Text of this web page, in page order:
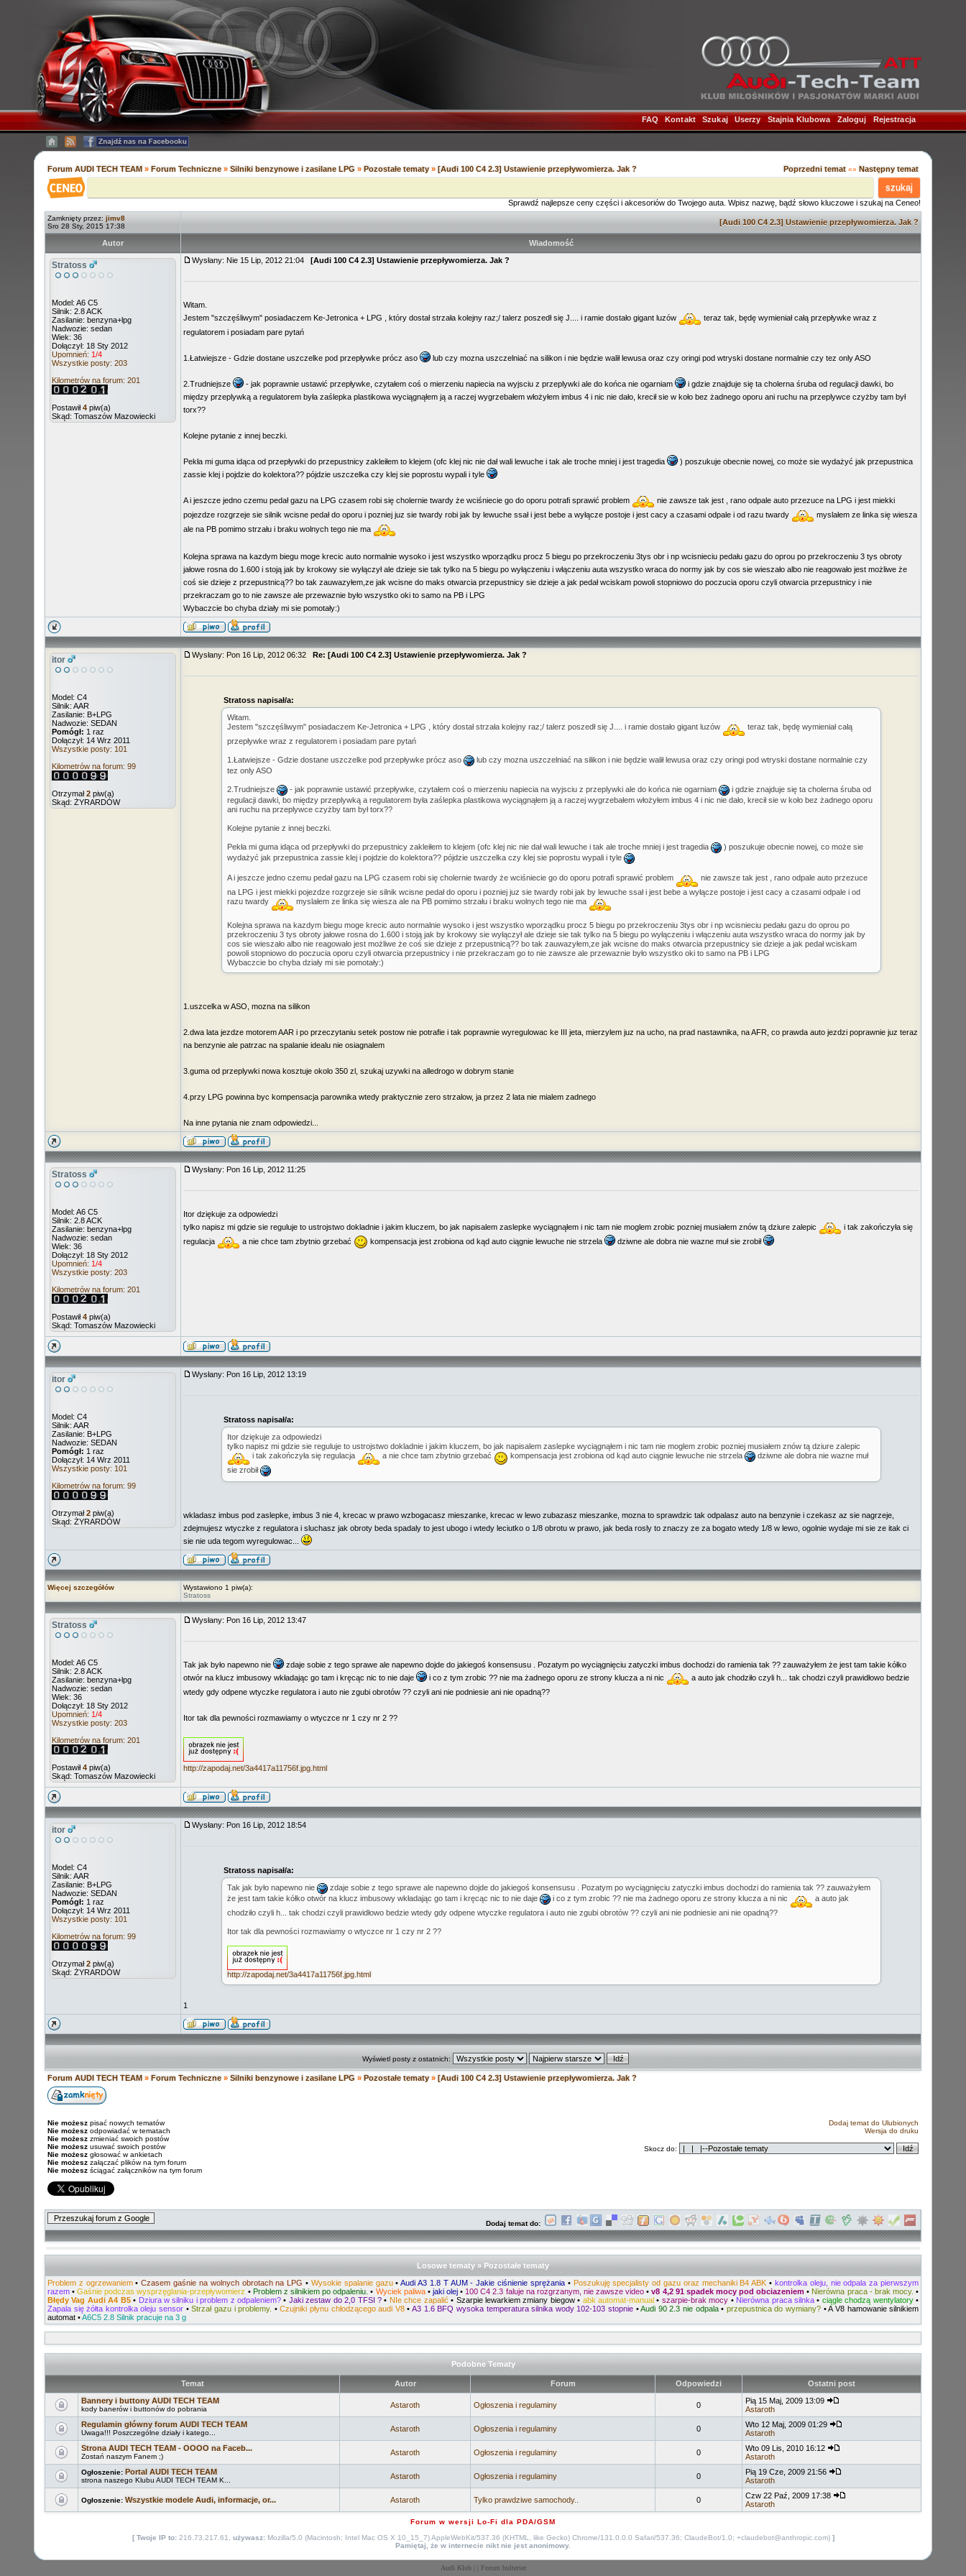
FAQ |Kontakt| Szukaj| Userzy Stajnia Klubowa Zaloguj Rejestracja
Forum AUDI TECH TEAM » Forum Techniczne » Silniki benzynowe i zasilane LPG » Pozostałe tematy » [Audi 100 C4 2.3] Ustawienie przepływomierza. Jak ? Poprzedni temat «» Następny temat
szukaj
Sprawdź najlepsze ceny części i akcesoriów do Twojego auta. Wpisz nazwę, bądź słowo kluczowe i szukaj na Ceneo!
Zamknięty przez: jimv8
Sro 28 Sty, 2015 17:38
[Audi 100 C4 2.3] Ustawienie przepływomierza. Jak ?
Autor Wiadomość
Stratoss
Model: A6 C5
Silnik: 2.8 ACK
Zasilanie: benzyna+lpg
Nadwozie: sedan
Wiek: 36
Dołączył: 18 Sty 2012
Upomnień: 1/4
Wszystkie posty: 203
Kilometrów na forum: 201
Postawił4 piw(a)
Skąd: Tomaszów Mazowiecki
Wysłany: Nie 15 Lip, 2012 21:04 [Audi 100 C4 2.3] Ustawienie przepływomierza. Jak ?
Witam.
Jestem "szczęśliwym" posiadaczem Ke-Jetronica + LPG , który dostał strzała kolejny raz;/ talerz poszedł się J.... i ramie dostało gigant luzów
teraz tak, będę wymieniał całą przepływke wraz z
regulatorem i posiadam pare pytań
1.Łatwiejsze - Gdzie dostane uszczelke pod przepływke prócz aso lub czy mozna uszczelniać na silikon i nie będzie walił lewusa oraz czy oringi pod wtryski dostane normalnie czy tez only ASO
2.Trudniejsze - jak poprawnie ustawić przepływke, czytałem coś o mierzeniu napiecia na wyjsciu z przeplywki ale do końca nie ogarniam
i gdzie znajduje się ta cholerna śruba od regulacji dawki, bo
między przeplywką a regulatorem była zaślepka plastikowa wyciągnąłem ją a raczej wygrzebałem włożyłem imbus 4 i nic nie dało, krecił sie w koło bez żadnego oporu ani ruchu na przeplywce czyżby tam był
torx??
Kolejne pytanie z innej beczki.
Pekła mi guma idąca od przepływki do przepustnicy zakleiłem to klejem (ofc klej nic nie dał wali lewuche i tak ale troche mniej i jest tragedia
) poszukuje obecnie nowej, co może sie wydażyć jak przepustnica
zassie klej i pojdzie do kolektora?? pójdzie uszczelka czy klej sie poprostu wypali i tyle
A i jeszcze jedno czemu pedał gazu na LPG czasem robi się cholernie twardy że wciśniecie go do oporu potrafi sprawić problem
nie zawsze tak jest , rano odpale auto przezuce na LPG i jest miekki
pojezdze rozgrzeje sie silnik wcisne pedał do oporu i pozniej juz sie twardy robi jak by lewuche ssał i jest bebe a wyłącze postoje i jest cacy a czasami odpale i od razu twardy
myslałem ze linka się wiesza
ale na PB pomimo strzału i braku wolnych tego nie ma
Kolejna sprawa na kazdym biegu moge krecic auto normalnie wysoko i jest wszystko wporządku procz 5 biegu po przekroczeniu 3tys obr i np wcisnieciu pedału gazu do oprou po przekroczeniu 3 tys obroty
jałowe rosna do 1.600 i stoją jak by krokowy sie wyłączył ale dzieje sie tak tylko na 5 biegu po wyłączeniu i włączeniu auta wszystko wraca do normy jak by cos sie wieszało albo nie reagowało jest możliwe że
coś sie dzieje z przepustnicą?? bo tak zauwazyłem,ze jak wcisne do maks otwarcia przepustnicy sie dzieje a jak pedał wciskam powoli stopniowo do poczucia oporu czyli otwarcia przepustnicy i nie
przekraczam go to nie zawsze ale przewaznie było wszystko oki to samo na PB i LPG
Wybaczcie bo chyba działy mi sie pomotały:)
itor
Model: C4
Silnik: AAR
Zasilanie: B+LPG
Nadwozie: SEDAN
Pomógł: 1 raz
Dołączył: 14 Wrz 2011
Wszystkie posty: 101
Kilometrów na forum: 99
Otrzymał2 piw(a)
Skąd: ŻYRARDÓW
Wysłany: Pon 16 Lip, 2012 06:32 Re: [Audi 100 C4 2.3] Ustawienie przepływomierza. Jak ?
Stratoss napisał/a:
Witam.
Jestem "szczęśliwym" posiadaczem Ke-Jetronica + LPG , który dostał strzała kolejny raz;/ talerz poszedł się J.... i ramie dostało gigant luzów
teraz tak, będę wymieniał całą
przepływke wraz z regulatorem i posiadam pare pytań
1.Łatwiejsze - Gdzie dostane uszczelke pod przepływke prócz aso
lub czy mozna uszczelniać na silikon i nie będzie walił lewusa oraz czy oringi pod wtryski dostane normalnie czy
tez only ASO
2.Trudniejsze - jak poprawnie ustawić przepływke, czytałem coś o mierzeniu napiecia na wyjsciu z przeplywki ale do końca nie ogarniam
i gdzie znajduje się ta cholerna śruba od
regulacji dawki, bo między przeplywką a regulatorem była zaślepka plastikowa wyciągnąłem ją a raczej wygrzebałem włożyłem imbus 4 i nic nie dało, krecił sie w koło bez żadnego oporu
ani ruchu na przeplywce czyżby tam był torx??
Kolejne pytanie z innej beczki.
Pekła mi guma idąca od przepływki do przepustnicy zakleiłem to klejem (ofc klej nic nie dał wali lewuche i tak ale troche mniej i jest tragedia
) poszukuje obecnie nowej, co może sie
wydażyć jak przepustnica zassie klej i pojdzie do kolektora?? pójdzie uszczelka czy klej sie poprostu wypali i tyle
A i jeszcze jedno czemu pedał gazu na LPG czasem robi się cholernie twardy że wciśniecie go do oporu potrafi sprawić problem
nie zawsze tak jest , rano odpale auto przezuce
na LPG i jest miekki pojezdze rozgrzeje sie silnik wcisne pedał do oporu i pozniej juz sie twardy robi jak by lewuche ssał i jest bebe a wyłącze postoje i jest cacy a czasami odpale i od
razu twardy
myslałem ze linka się wiesza ale na PB pomimo strzału i braku wolnych tego nie ma
Kolejna sprawa na kazdym biegu moge krecic auto normalnie wysoko i jest wszystko wporządku procz 5 biegu po przekroczeniu 3tys obr i np wcisnieciu pedału gazu do oprou po
przekroczeniu 3 tys obroty jałowe rosna do 1.600 i stoją jak by krokowy sie wyłączył ale dzieje sie tak tylko na 5 biegu po wyłączeniu i włączeniu auta wszystko wraca do normy jak by
cos sie wieszało albo nie reagowało jest możliwe że coś sie dzieje z przepustnicą?? bo tak zauwazyłem,ze jak wcisne do maks otwarcia przepustnicy sie dzieje a jak pedał wciskam
powoli stopniowo do poczucia oporu czyli otwarcia przepustnicy i nie przekraczam go to nie zawsze ale przewaznie było wszystko oki to samo na PB i LPG
Wybaczcie bo chyba działy mi sie pomotały:)
1.uszcelka w ASO, mozna na silikon
2.dwa lata jezdze motorem AAR i po przeczytaniu setek postow nie potrafie i tak poprawnie wyregulowac ke III jeta, mierzylem juz na ucho, na prad nastawnika, na AFR, co prawda auto jezdzi poprawnie juz teraz
na benzynie ale patrzac na spalanie idealu nie osiagnalem
3.guma od przeplywki nowa kosztuje okolo 350 zl, szukaj uzywki na alledrogo w dobrym stanie
4.przy LPG powinna byc kompensacja parownika wtedy praktycznie zero strzalow, ja przez 2 lata nie mialem zadnego
Na inne pytania nie znam odpowiedzi...
Stratoss
Model: A6 C5
Silnik: 2.8 ACK
Zasilanie: benzyna+lpg
Nadwozie: sedan
Wiek: 36
Dołączył: 18 Sty 2012
Upomnień: 1/4
Wszystkie posty: 203
Kilometrów na forum: 201
Postawił4 piw(a)
Skąd: Tomaszów Mazowiecki
Wysłany: Pon 16 Lip, 2012 11:25
Itor dziękuje za odpowiedzi
tylko napisz mi gdzie sie reguluje to ustrojstwo dokladnie i jakim kluczem, bo jak napisalem zaslepke wyciągnąłem i nic tam nie moglem zrobic pozniej musiałem znów tą dziure zalepic
i tak zakończyła się
regulacja
a nie chce tam zbytnio grzebać kompensacja jest zrobiona od kąd auto ciągnie lewuche nie strzela dziwne ale dobra nie wazne muł sie zrobił
itor
Model: C4
Silnik: AAR
Zasilanie: B+LPG
Nadwozie: SEDAN
Pomógł: 1 raz
Dołączył: 14 Wrz 2011
Wszystkie posty: 101
Kilometrów na forum: 99
Otrzymał2 piw(a)
Skąd: ŻYRARDÓW
Wysłany: Pon 16 Lip, 2012 13:19
Stratoss napisał/a:
Itor dziękuje za odpowiedzi
tylko napisz mi gdzie sie reguluje to ustrojstwo dokladnie i jakim kluczem, bo jak napisalem zaslepke wyciągnąłem i nic tam nie moglem zrobic pozniej musiałem znów tą dziure zalepic
i tak zakończyła się regulacja
a nie chce tam zbytnio grzebać kompensacja jest zrobiona od kąd auto ciągnie lewuche nie strzela
dziwne ale dobra nie wazne muł
sie zrobił
wkladasz imbus pod zaslepke, imbus 3 nie 4, krecac w prawo wzbogacasz mieszanke, krecac w lewo zubazasz mieszanke, mozna to sprawdzic tak odpalasz auto na benzynie i czekasz az sie nagrzeje,
zdejmujesz wtyczke z regulatora i sluchasz jak obroty beda spadaly to jest ubogo i wtedy leciutko o 1/8 obrotu w prawo, jak beda rosly to znaczy ze za bogato wtedy 1/8 w lewo, ogolnie wydaje mi sie ze itak ci
sie nie uda tegom wyregulowac...
Więcej szczegółów
Wystawiono 1 piw(a):
Stratoss
Stratoss
Model: A6 C5
Silnik: 2.8 ACK
Zasilanie: benzyna+lpg
Nadwozie: sedan
Wiek: 36
Dołączył: 18 Sty 2012
Upomnień: 1/4
Wszystkie posty: 203
Kilometrów na forum: 201
Postawił4 piw(a)
Skąd: Tomaszów Mazowiecki
Wysłany: Pon 16 Lip, 2012 13:47
Tak jak było napewno nie
zdaje sobie z tego sprawe ale napewno dojde do jakiegoś konsensusu . Pozatym po wyciągnięciu zatyczki imbus dochodzi do ramienia tak ?? zauważyłem że jest tam takie kółko
otwór na klucz imbusowy wkładając go tam i kręcąc nic to nie daje
i co z tym zrobic ?? nie ma żadnego oporu ze strony klucza a ni nic
a auto jak chodziło czyli h... tak chodzi czyli prawidłowo bedzie
wtedy gdy odpene wtyczke regulatora i auto nie zgubi obrotów ?? czyli ani nie podniesie ani nie opadną??
Itor tak dla pewności rozmawiamy o wtyczce nr 1 czy nr 2 ??
http://zapodaj.net/3a4417a11756f.jpg.html
itor
Model: C4
Silnik: AAR
Zasilanie: B+LPG
Nadwozie: SEDAN
Pomógł: 1 raz
Dołączył: 14 Wrz 2011
Wszystkie posty: 101
Kilometrów na forum: 99
Otrzymał2 piw(a)
Skąd: ŻYRARDÓW
Wysłany: Pon 16 Lip, 2012 18:54
Stratoss napisał/a:
Tak jak było napewno nie
zdaje sobie z tego sprawe ale napewno dojde do jakiegoś konsensusu . Pozatym po wyciągnięciu zatyczki imbus dochodzi do ramienia tak ?? zauważyłem
że jest tam takie kółko otwór na klucz imbusowy wkładając go tam i kręcąc nic to nie daje
i co z tym zrobic ?? nie ma żadnego oporu ze strony klucza a ni nic
a auto jak
chodziło czyli h... tak chodzi czyli prawidłowo bedzie wtedy gdy odpene wtyczke regulatora i auto nie zgubi obrotów ?? czyli ani nie podniesie ani nie opadną??
Itor tak dla pewności rozmawiamy o wtyczce nr 1 czy nr 2 ??
http://zapodaj.net/3a4417a11756f.jpg.html
1
Wyświetl posty z ostatnich:
Forum AUDI TECH TEAM » Forum Techniczne » Silniki benzynowe i zasilane LPG » Pozostałe tematy » [Audi 100 C4 2.3] Ustawienie przepływomierza. Jak ?
Nie możesz pisać nowych tematów
Nie możesz odpowiadać w tematach
Nie możesz zmieniać swoich postów
Nie możesz usuwać swoich postów
Nie możesz głosować w ankietach
Nie możesz załączać plików na tym forum
Nie możesz ściągać załączników na tym forum
Dodaj temat do Ulubionych
Wersja do druku
Skocz do:
Dodaj temat do:
Losowe tematy » Pozostałe tematy
Problem z ogrzewaniem•Czasem gaśnie na wolnych obrotach na LPG • Wysokie spalanie gazu•Audi A3 1.8 T AUM - Jakie ciśnienie sprężania• Poszukuję specjalisty od gazu oraz mechaniki B4 ABK • kontrolka oleju, nie odpala za pierwszym
razem •Gaśnie podczas wysprzęglania-przepływomierz • Problem z silnikiem po odpaleniu. • Wyciek paliwa• jaki olej • 100 C4 2.3 faluje na rozgrzanym, nie zawsze video •v8 4,2 91 spadek mocy pod obciazeniem • Nierówna praca - brak mocy.•
Błędy Vag Audi A4 B5• Dziura w silniku i problem z odpaleniem? • Jaki zestaw do 2,0 TFSI ?• NIe chce zapalić • Szarpie lewarkiem zmiany biegow• abk automat-manual • szarpie-brak mocy • Nierówna praca silnka • ciągle chodzą wentylatory•
Zapala się żółta kontrolka oleju sensor •Strzał gazu i problemy. •Czujniki płynu chłodzącego audi V8•A3 1.6 BFQ wysoka temperatura silnika wody 102-103 stopnie•Audi 90 2.3 nie odpala• przepustnica do wymiany? •A V8 hamowanie silnikiem
automat •A6C5 2.8 Silnik pracuje na 3 g
Podobne Tematy
Temat Autor Forum Odpowiedzi
Ostatni post
Bannery i buttony AUDI TECH TEAM
kody banerów i buttonów do pobrania Astaroth Ogłoszenia i regulaminy 0
Pią 15 Maj, 2009 13:09
Astaroth
Regulamin główny forum AUDI TECH TEAM
Uwaga!!! Poszczególne działy i katego... Astaroth Ogłoszenia i regulaminy 0
Wto 12 Maj, 2009 01:29
Astaroth
Strona AUDI TECH TEAM - OOOO na Faceb...
Zostań naszym Fanem ;) Astaroth Ogłoszenia i regulaminy 0
Wto 09 Lis, 2010 16:12
Astaroth
Ogłoszenie: Portal AUDI TECH TEAM
strona naszego Klubu AUDI TECH TEAM K... Astaroth Ogłoszenia i regulaminy 0
Pią 19 Cze, 2009 21:56
Astaroth
Ogłoszenie: Wszystkie modele Audi, informacje, or... Astaroth Tylko prawdziwe samochody.. 0
Czw 22 Paź, 2009 17:38
Astaroth
Forum w wersji Lo-Fi dla PDA/GSM
[ Twoje IP to:216.73.217.61, używasz:Mozilla/5.0 (Macintosh; Intel Mac OS X 10_15_7) AppleWebKit/537.36 (KHTML, like Gecko) Chrome/131.0.0.0 Safari/537.36; ClaudeBot/1.0; +claudebot@anthropic.com) ]
Pamiętaj, że w internecie nikt nie jest anonimowy.
Audi Klub| | Forum bulterier